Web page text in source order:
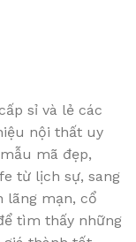
sỉ và lẻ các
nội thất uy
mã đẹp,
từ lịch sự, sang
lãng mạn, cổ
tìm thấy những